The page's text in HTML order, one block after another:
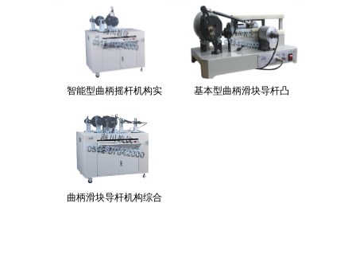
具
智能型曲柄摇杆机构实 基本型曲柄滑块导杆凸
曲柄滑块导杆机构综合